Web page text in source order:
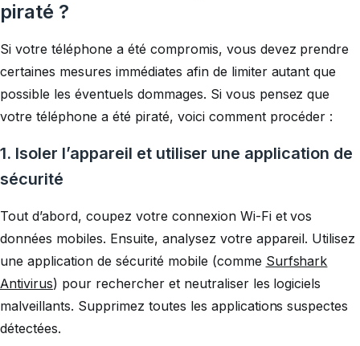
piraté ?
Si votre téléphone a été compromis, vous devez prendre
certaines mesures immédiates afin de limiter autant que
possible les éventuels dommages. Si vous pensez que
votre téléphone a été piraté, voici comment procéder :
1. Isoler l’appareil et utiliser une application de
sécurité
Tout d’abord, coupez votre connexion Wi-Fi et vos
données mobiles. Ensuite, analysez votre appareil. Utilisez
une application de sécurité mobile (comme Surfshark
Antivirus) pour rechercher et neutraliser les logiciels
malveillants. Supprimez toutes les applications suspectes
détectées.